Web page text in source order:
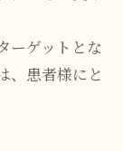
ーゲットとな
、患者様にと